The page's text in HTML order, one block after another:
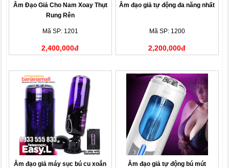
Âm Đạo Giả Cho Nam Xoay Thụt
Rung Rên
Mã SP: 1201
2,400,000đ
Âm đạo giả tự động đa năng nhất
Mã SP: 1200
2,200,000đ
Âm đạo giả máy sục bú cu xoắn
Âm đạo giả tự động bú mút